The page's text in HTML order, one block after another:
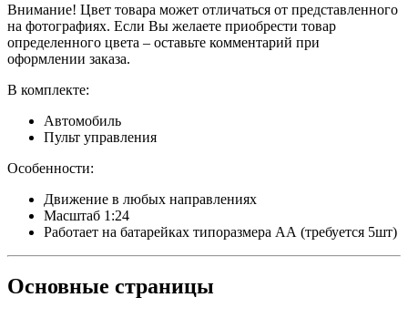
Внимание! Цвет товара может отличаться от представленного
на фотографиях. Если Вы желаете приобрести товар
определенного цвета – оставьте комментарий при
оформлении заказа.
В комплекте:
Автомобиль
Пульт управления
Особенности:
Движение в любых направлениях
Масштаб 1:24
Работает на батарейках типоразмера АА (требуется 5шт)
Основные страницы